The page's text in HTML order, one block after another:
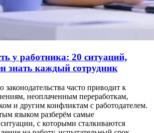
у работника: 20 ситуаций,
знать каждый сотрудник
законодательства часто приводит к
неоплаченным переработкам,
и другим конфликтам с работодателем.
языком разберём самые
с которыми сталкиваются